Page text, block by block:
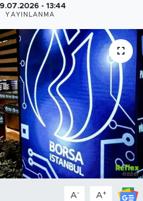
- 13:44
YAYINLANMA
A- A+